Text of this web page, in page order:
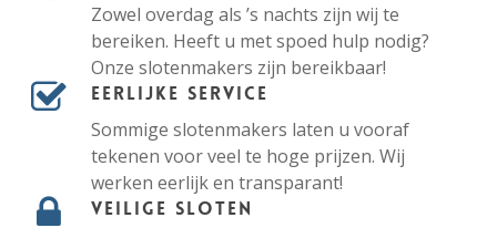
Zowel overdag als ’s nachts zijn wij te
bereiken. Heeft u met spoed hulp nodig?
Onze slotenmakers zijn bereikbaar!
Eerlijke service
Sommige slotenmakers laten u vooraf
tekenen voor veel te hoge prijzen. Wij
werken eerlijk en transparant!
Veilige sloten